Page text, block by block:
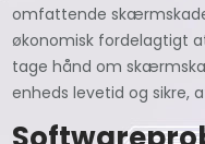
omfattende
økonomisk fordelagtigt
tage hånd om
enheds levetid og sikre,